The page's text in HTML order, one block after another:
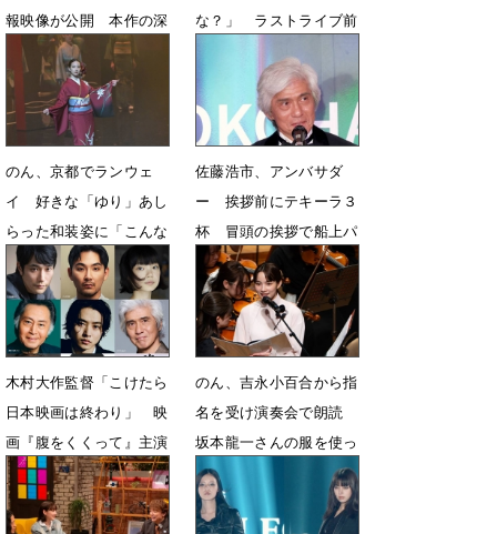
報映像が公開 本作の深
みを支える新キャスト陣
も発表
7月13日 07時00分
な？」 ラストライブ前
6月25日 08時12分
のん、京都でランウェ
イ 好きな「ゆり」あし
らった和装姿に「こんな
に粋な着物を…夢のよ
う」
6月15日 07時51分
佐藤浩市、アンバサダ
ー 挨拶前にテキーラ３
杯 冒頭の挨拶で船上パ
ーティー盛り上げる
5月2日 21時53分
木村大作監督「こけたら
日本映画は終わり」 映
画『腹をくくって』主演
は山﨑賢人
5月2日 07時00分
のん、吉永小百合から指
名を受け演奏会で朗読
坂本龍一さんの服を使っ
たコサージュを胸に
3月26日 21時42分